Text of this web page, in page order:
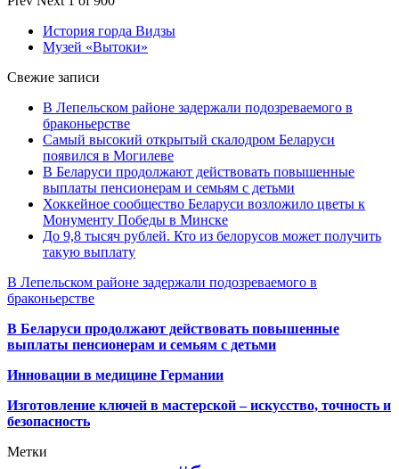
История горда Видзы
Музей «Вытоки»
Свежие записи
В Лепельском районе задержали подозреваемого в
браконьерстве
Самый высокий открытый скалодром Беларуси
появился в Могилеве
В Беларуси продолжают действовать повышенные
выплаты пенсионерам и семьям с детьми
Хоккейное сообщество Беларуси возложило цветы к
Монументу Победы в Минске
До 9,8 тысяч рублей. Кто из белорусов может получить
такую выплату
В Лепельском районе задержали подозреваемого в
браконьерстве
В Беларуси продолжают действовать повышенные
выплаты пенсионерам и семьям с детьми
Инновации в медицине Германии
Изготовление ключей в мастерской – искусство, точность и
безопасность
Метки